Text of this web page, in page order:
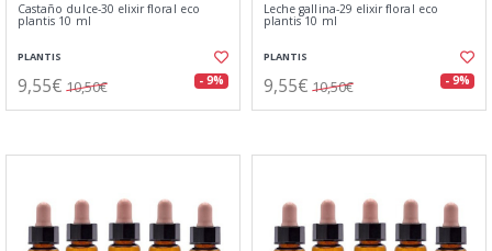
Castaño dulce-30 elixir floral eco
plantis 10 ml
PLANTIS
9,55€ 10,50€ - 9%
Leche gallina-29 elixir floral eco
plantis 10 ml
PLANTIS
9,55€ 10,50€ - 9%